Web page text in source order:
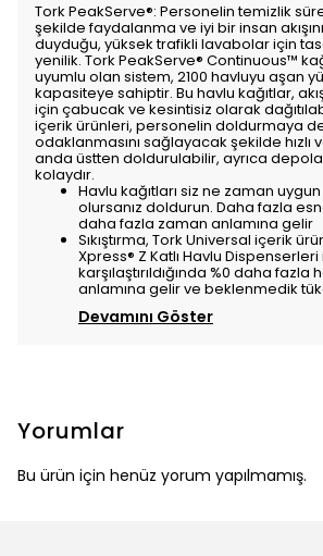
Tork PeakServe®: Personelin temizlik
şekilde faydalanma ve iyi bir insan
duyduğu, yüksek trafikli lavabolar için
yenilik. Tork PeakServe® Continuous™
uyumlu olan sistem, 2100 havluyu aşan
kapasiteye sahiptir. Bu havlu kağıtlar,
için çabucak ve kesintisiz olarak
içerik ürünleri, personelin doldurmaya
odaklanmasını sağlayacak şekilde hızlı
anda üstten doldurulabilir, ayrıca
kolaydır.
Havlu kağıtları siz ne zaman uygun
olursanız doldurun. Daha fazla
daha fazla zaman anlamına gelir
Sıkıştırma, Tork Universal içerik
Xpress® Z Katlı Havlu Dispenserleri
karşılaştırıldığında %0 daha fazla
anlamına gelir ve beklenmedik
Devamını Göster
Yorumlar
Bu ürün için henüz yorum yapılmamış.